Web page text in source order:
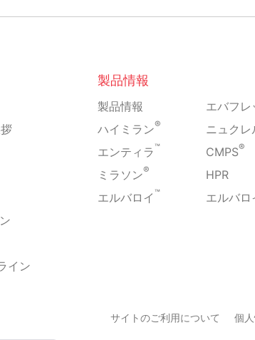
イン
製品情報
製品情報 エバフレ
ハイミラン® ニュクレ
エンティラ ™ CMPS®
ミラソン®
HPR
エルバロイ ™ エルバロ
サイトのご利用について 個